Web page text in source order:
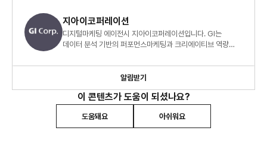
지아이코퍼레이션
디지털마케팅 에이전시 지아이코퍼레이션입니다. GI는
데이터 분석 기반의 퍼포먼스마케팅과 크리에이티브 역량
만듭니다.
알림받기
이 콘텐츠가 도움이 되셨나요?
도움돼요 아쉬워요